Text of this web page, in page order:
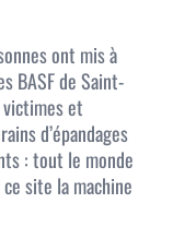
ont mis à
BASF de Saint-
victimes et
d’épandages
: tout le monde
site la machine